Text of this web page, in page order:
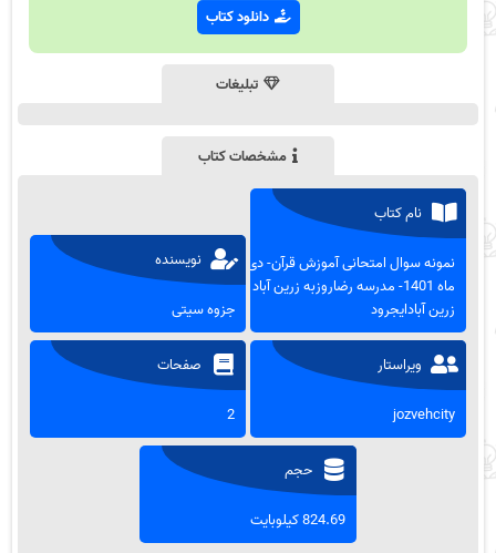
دانلود کتاب
تبلیغات
مشخصات کتاب
نام کتاب
نمونه سوال امتحانی آموزش قرآن- دی
ماه 1401- مدرسه رضاروزبه زرین آباد -
زرین آبادایجرود
نویسنده
جزوه سیتی
ویراستار
jozvehcity
صفحات
2
حجم
824.69 کیلوبایت